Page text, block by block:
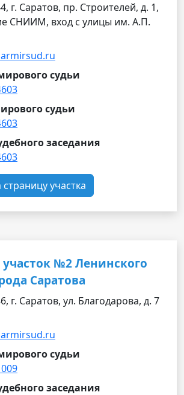
г. Саратов, пр. Строителей, д. 1,
СНИИМ, вход с улицы им. А.П.
судьи
судьи
заседания
участка
№2 Ленинского
Саратова
г. Саратов, ул. Благодарова, д. 7
судьи
заседания